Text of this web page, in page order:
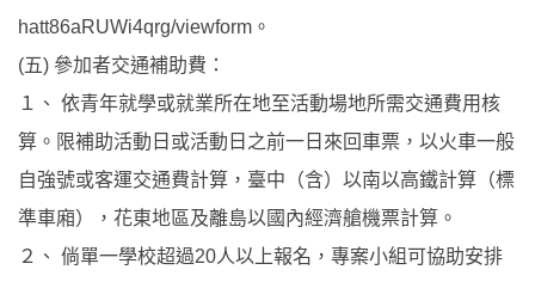
hatt86aRUWi4qrg/viewform。
(五) 參加者交通補助費：
１、 依青年就學或就業所在地至活動場地所需交通費用核
算。限補助活動日或活動日之前一日來回車票，以火車一般
自強號或客運交通費計算，臺中（含）以南以高鐵計算（標
準車廂），花東地區及離島以國內經濟艙機票計算。
２、 倘單一學校超過20人以上報名，專案小組可協助安排